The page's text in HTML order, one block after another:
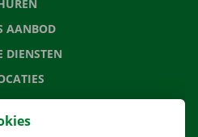
AANBOD
DIENSTEN
APP